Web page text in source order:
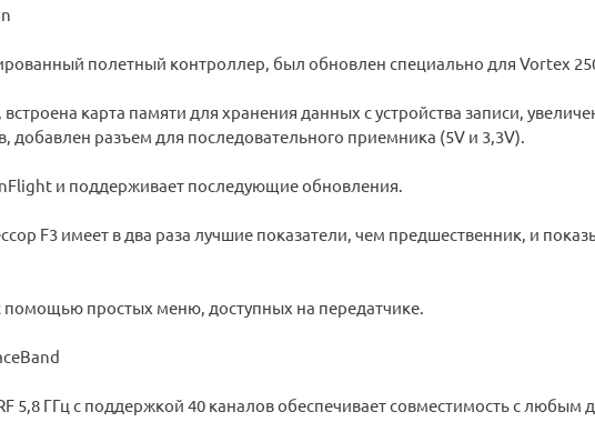
полетный контроллер, был обновлен специально для Vortex
карта памяти для хранения данных с устройства записи,
разъем для последовательного приемника (5V и 3,3V).
и поддерживает последующие обновления.
F3 имеет в два раза лучшие показатели, чем предшественник, и
помощью простых меню, доступных на передатчике.
5,8 ГГц с поддержкой 40 каналов обеспечивает совместимость с любым